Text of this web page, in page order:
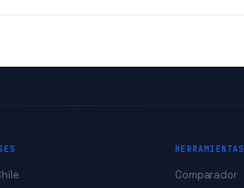
HERRAMIENTAS
Comparador